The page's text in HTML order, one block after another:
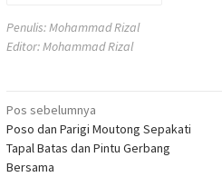
Penulis: Mohammad Rizal
Editor: Mohammad Rizal
Navigasi
pos
Pos sebelumnya
Poso dan Parigi Moutong Sepakati
Tapal Batas dan Pintu Gerbang
Bersama